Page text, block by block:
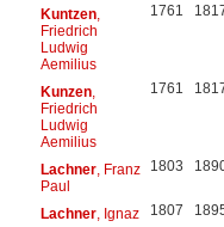
Kuntzen,
Friedrich
Ludwig
Aemilius
1761
Kunzen,
Friedrich
Ludwig
Aemilius
1761
Lachner, Franz
Paul
1803
Lachner, Ignaz 1807